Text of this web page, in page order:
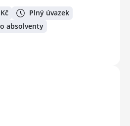
Plný úvazek
absolventy